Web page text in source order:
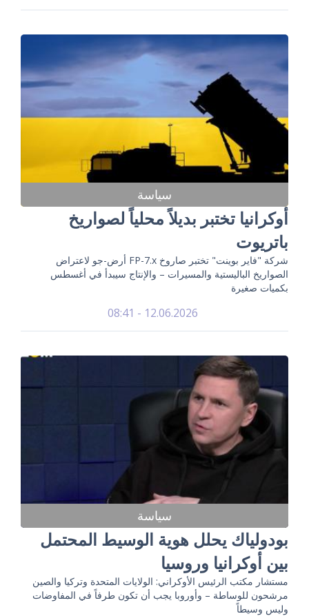
سياسة
أوكرانيا تختبر بديلاً محلياً لصواريخ
باتريوت
شركة "فاير بوينت" تختبر صاروخ FP-7.x أرض-جو لاعتراض
الصواريخ الباليستية والمسيرات – والإنتاج سيبدأ في أغسطس
بكميات صغيرة
12.06.2026 - 08:41
سياسة
بودولياك يحلل هوية الوسيط المحتمل
بين أوكرانيا وروسيا
مستشار مكتب الرئيس الأوكراني: الولايات المتحدة وتركيا والصين
مرشحون للوساطة – وأوروبا يجب أن تكون طرفاً في المفاوضات
وليس وسيطاً